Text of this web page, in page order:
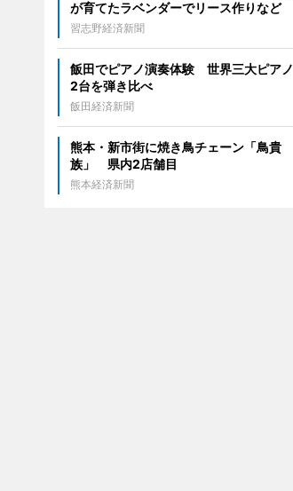
が育てたラベンダーでリース作りなど
習志野経済新聞
飯田でピアノ演奏体験 世界三大ピアノ
2台を弾き比べ
飯田経済新聞
熊本・新市街に焼き鳥チェーン「鳥貴
族」 県内2店舗目
熊本経済新聞